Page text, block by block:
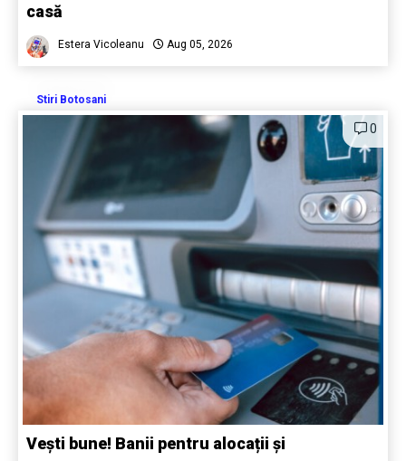
casă
Estera Vicoleanu Aug 05, 2026
Stiri Botosani
0
Vești bune! Banii pentru alocații și